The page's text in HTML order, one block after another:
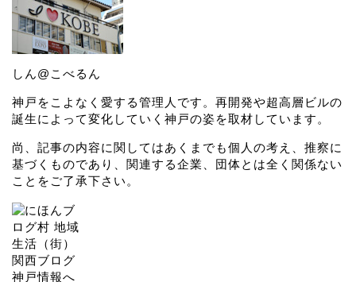
しん@こべるん
神戸をこよなく愛する管理人です。再開発や超高層ビルの
誕生によって変化していく神戸の姿を取材しています。
尚、記事の内容に関してはあくまでも個人の考え、推察に
基づくものであり、関連する企業、団体とは全く関係ない
ことをご了承下さい。